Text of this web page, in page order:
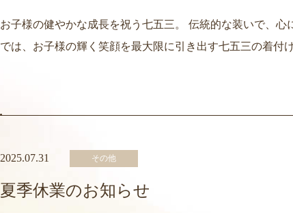
お子様の健やかな成長を祝う七五三。 伝統的な装いで、
では、お子様の輝く笑顔を最大限に引き出す七五三の着付
その他
2025.07.31
夏季休業のお知らせ